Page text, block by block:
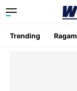
Trending Ragam